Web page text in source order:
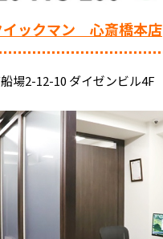
イックマン 心斎橋本店
場2-12-10 ダイゼンビル4F